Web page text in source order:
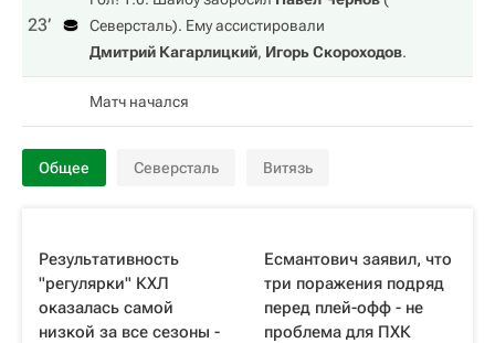
23‎’‎
Северсталь). Ему ассистировали
Дмитрий Кагарлицкий, Игорь Скороходов.
Матч начался
Общее Северсталь Витязь
Результативность
"регулярки" КХЛ
оказалась самой
низкой за все сезоны -
Есмантович заявил, что
три поражения подряд
перед плей-офф - не
проблема для ПХК